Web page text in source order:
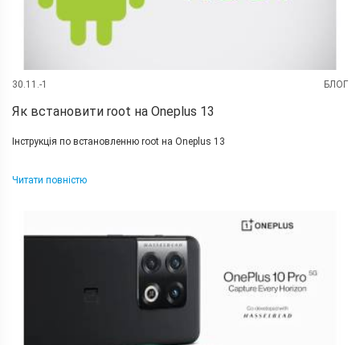
30.11.-1 БЛОГ
Як встановити root на Oneplus 13
Інструкція по встановленню root на Oneplus 13
Читати повністю